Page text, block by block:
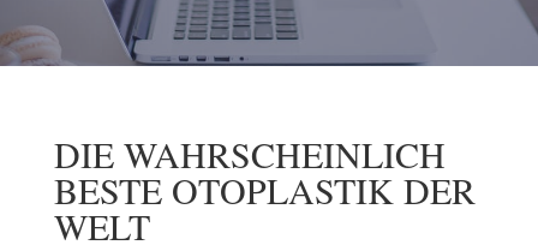
DIE WAHRSCHEINLICH
BESTE OTOPLASTIK DER
WELT